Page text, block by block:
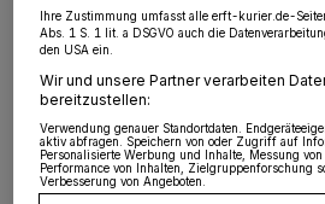
am Mittwochnachmittag gegen
Betrieb an der Benzstraße war es
Zwischenfall in einer Halle
niemand.
Ihre Zustimmung umfasst alle erft-kurier.de-
Abs. 1 S. 1 lit. a DSGVO auch die
den USA ein.
Wir und unsere Partner verarbeiten
bereitzustellen:
Verwendung genauer Standortdaten.
aktiv abfragen. Speichern von oder Zugriff auf
Personalisierte Werbung und Inhalte, Messung
Performance von Inhalten, Zielgruppenforschung
Verbesserung von Angeboten.